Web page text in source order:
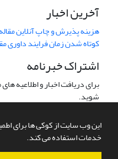
این وب سایت از کوکی ها برای
خدمات استفاده می کند.
آخرین اخبار
هزینه پذیرش و چاپ آنلاین مقاله
کوتاه شدن زمان فرایند داوری
اشتراک خبرنامه
برای دریافت اخبار و اطلاعیه
شوید.